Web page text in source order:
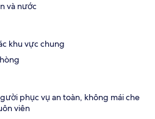
và nước
khu vực chung
phục vụ an toàn, không mái che
viên